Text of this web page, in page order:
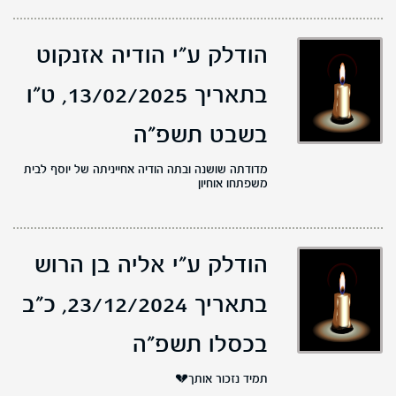
הודלק ע"י הודיה אזנקוט
בתאריך 13/02/2025,
ט"ו
בשבט תשפ"ה
מדודתה שושנה ובתה הודיה אחייניתה של יוסף לבית
משפתחו אוחיון
הודלק ע"י אליה בן הרוש
בתאריך 23/12/2024,
כ"ב
בכסלו תשפ"ה
תמיד נזכור אותך💔